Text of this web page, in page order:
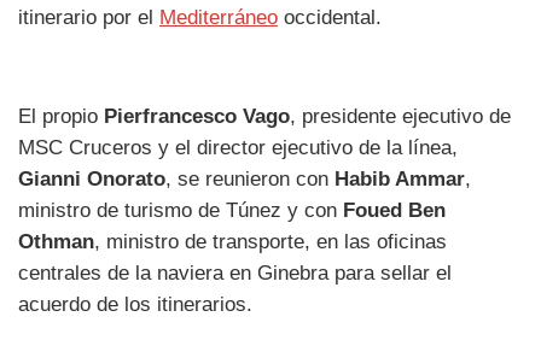
itinerario por el Mediterráneo occidental.
El propio Pierfrancesco Vago, presidente ejecutivo de
MSC Cruceros y el director ejecutivo de la línea,
Gianni Onorato, se reunieron con Habib Ammar,
ministro de turismo de Túnez y con Foued Ben
Othman, ministro de transporte, en las oficinas
centrales de la naviera en Ginebra para sellar el
acuerdo de los itinerarios.